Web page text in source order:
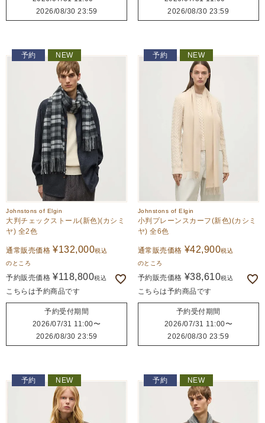
2026/08/30 23:59
2026/08/30 23:59
予約 NEW
Johnstons of Elgin
大判チェックストール(新色)(カシミ
ヤ) 全2色
通常販売価格 ¥132,000税込
のところ
予約販売価格 ¥118,800税込
こちらは予約商品です
予約受付期間
2026/07/31 11:00〜
2026/08/30 23:59
予約 NEW
Johnstons of Elgin
小判プレーンスカーフ(新色)(カシミ
ヤ) 全6色
通常販売価格 ¥42,900税込
のところ
予約販売価格 ¥38,610税込
こちらは予約商品です
予約受付期間
2026/07/31 11:00〜
2026/08/30 23:59
予約 NEW 予約 NEW